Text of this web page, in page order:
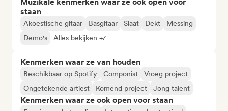
staan
Akoestische gitaar Basgitaar Slaat Dekt
Messing
Demo's
Alles bekijken +7
Kenmerken waar ze van houden
Beschikbaar op Spotify Componist
Vroeg project
Ongetekende artiest
Komend project Jong talent
Kenmerken waar ze ook open voor staan